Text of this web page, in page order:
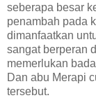
seberapa besar
penambah pada
dimanfaatkan
sangat berperan
memerlukan
Dan abu Merapi
tersebut.